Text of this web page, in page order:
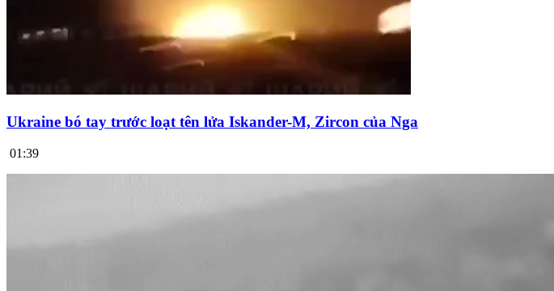
Ukraine bó tay trước loạt tên lửa Iskander-M, Zircon của Nga
01:39